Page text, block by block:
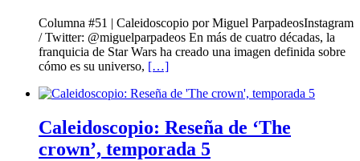
Columna #51 | Caleidoscopio por Miguel ParpadeosInstagram
/ Twitter: @miguelparpadeos En más de cuatro décadas, la
franquicia de Star Wars ha creado una imagen definida sobre
cómo es su universo, […]
Caleidoscopio: Reseña de ‘The
crown’, temporada 5